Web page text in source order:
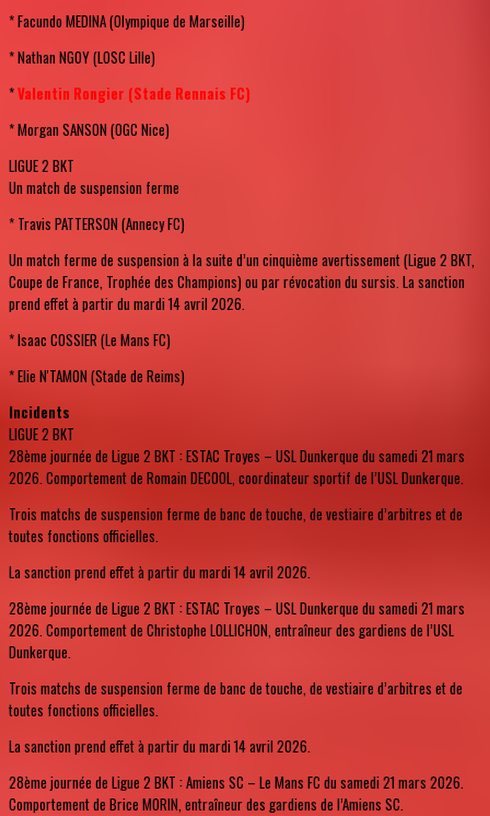
* Facundo MEDINA (Olympique de Marseille)
* Nathan NGOY (LOSC Lille)
*Valentin Rongier (Stade Rennais FC)
* Morgan SANSON (OGC Nice)
LIGUE 2 BKT
Un match de suspension ferme
* Travis PATTERSON (Annecy FC)
Un match ferme de suspension à la suite d’un cinquième avertissement (Ligue 2 BKT,
Coupe de France, Trophée des Champions) ou par révocation du sursis. La sanction
prend effet à partir du mardi 14 avril 2026.
* Isaac COSSIER (Le Mans FC)
* Elie N'TAMON (Stade de Reims)
Incidents
LIGUE 2 BKT
28ème journée de Ligue 2 BKT : ESTAC Troyes – USL Dunkerque du samedi 21 mars
2026. Comportement de Romain DECOOL, coordinateur sportif de l’USL Dunkerque.
Trois matchs de suspension ferme de banc de touche, de vestiaire d’arbitres et de
toutes fonctions officielles.
La sanction prend effet à partir du mardi 14 avril 2026.
28ème journée de Ligue 2 BKT : ESTAC Troyes – USL Dunkerque du samedi 21 mars
2026. Comportement de Christophe LOLLICHON, entraîneur des gardiens de l’USL
Dunkerque.
Trois matchs de suspension ferme de banc de touche, de vestiaire d’arbitres et de
toutes fonctions officielles.
La sanction prend effet à partir du mardi 14 avril 2026.
28ème journée de Ligue 2 BKT : Amiens SC – Le Mans FC du samedi 21 mars 2026.
Comportement de Brice MORIN, entraîneur des gardiens de l’Amiens SC.